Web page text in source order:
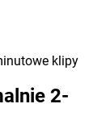
klipy
2-